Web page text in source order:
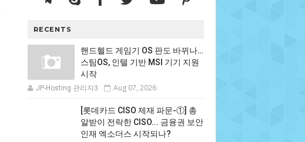
RECENTS
핸드헬드 게임기 OS 판도 바뀌나…
스팀OS, 인텔 기반 MSI 기기 지원
시작
JP-Hosting 관리자3 Aug 07, 2026
[롯데카드 CISO 제재 파문-①] 총
알받이 전락한 CISO... 금융권 보안
인재 엑소더스 시작되나?